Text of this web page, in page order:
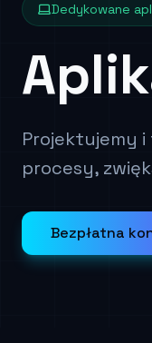
Dedykowane
Projektujemy
procesy,
Bezpłatna